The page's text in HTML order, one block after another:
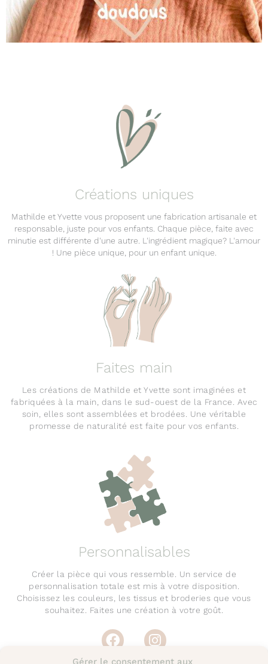
Gérer le consentement aux
Créations uniques
Mathilde et Yvette vous proposent une fabrication artisanale et
responsable, juste pour vos enfants. Chaque pièce, faite avec
minutie est différente d'une autre. L'ingrédient magique? L'amour
! Une pièce unique, pour un enfant unique.
Faites main
Les créations de Mathilde et Yvette sont imaginées et
fabriquées à la main, dans le sud-ouest de la France. Avec
soin, elles sont assemblées et brodées. Une véritable
promesse de naturalité est faite pour vos enfants.
Personnalisables
Créer la pièce qui vous ressemble. Un service de
personnalisation totale est mis à votre disposition.
Choisissez les couleurs, les tissus et broderies que vous
souhaitez. Faites une création à votre goût.
F
a
I
n